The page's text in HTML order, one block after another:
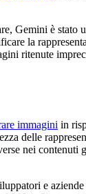
Gemini è stato
la
ritenute
immagini in
delle
nei contenuti
e